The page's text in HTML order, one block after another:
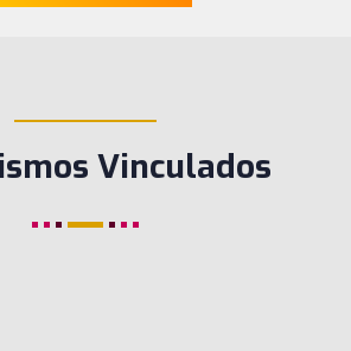
Vinculados